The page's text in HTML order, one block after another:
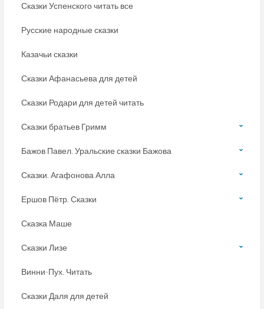
Сказки Успенского читать все
Русские народные сказки
Казачьи сказки
Сказки Афанасьева для детей
Сказки Родари для детей читать
Сказки братьев Гримм
Бажов Павел. Уральские сказки Бажова
Сказки. Агафонова Алла
Ершов Пётр. Сказки
Сказка Маше
Сказки Лизе
Винни-Пух. Читать
Сказки Даля для детей